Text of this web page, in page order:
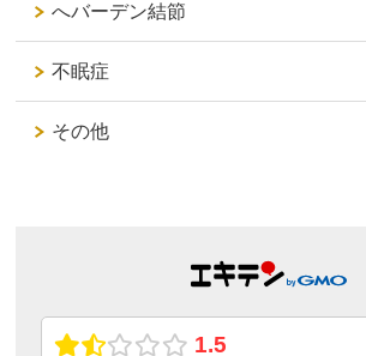
へバーデン結節
不眠症
その他